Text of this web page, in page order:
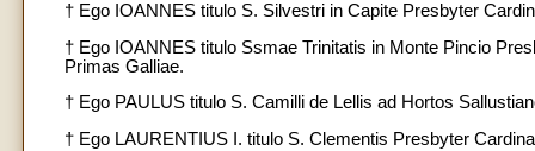
† Ego IOANNES titulo S. Silvestri in Capite Presbyter
† Ego IOANNES titulo Ssmae Trinitatis in Monte Pincio
Primas Galliae.
† Ego PAULUS titulo S. Camilli de Lellis ad Hortos
† Ego LAURENTIUS I. titulo S. Clementis Presbyter